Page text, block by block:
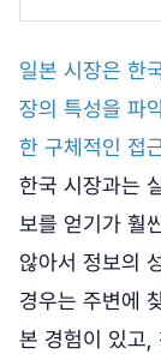
일본 시장은 한
장의 특성을 파
한 구체적인 접
한국 시장과는
보를 얻기가 훨
않아서 정보의
경우는 주변에
본 경험이 있고,